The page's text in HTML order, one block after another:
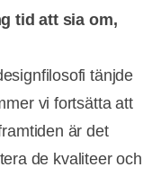
tid att sia om,
tänjde
vi fortsätta att
är det
de kvaliteer och